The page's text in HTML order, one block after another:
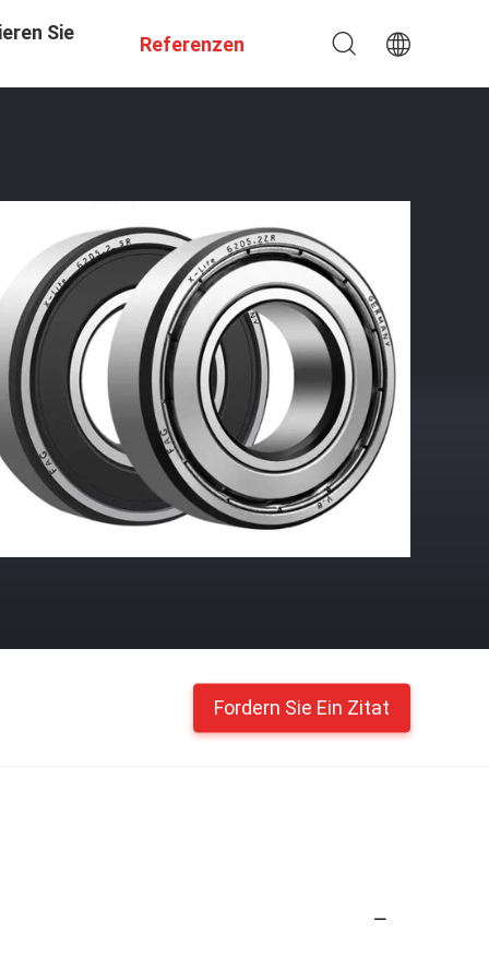
Sie
Referenzen
Fordern Sie Ein Zitat